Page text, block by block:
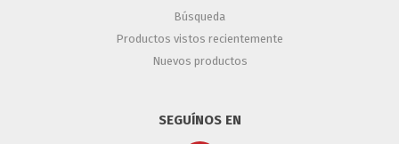
Búsqueda
Productos vistos recientemente
Nuevos productos
SEGUÍNOS EN